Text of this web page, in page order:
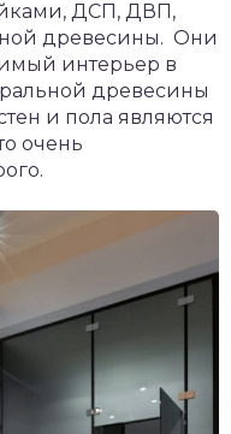
ДСП, ДВП,
древесины. Они
интерьер в
древесины
и пола являются
очень